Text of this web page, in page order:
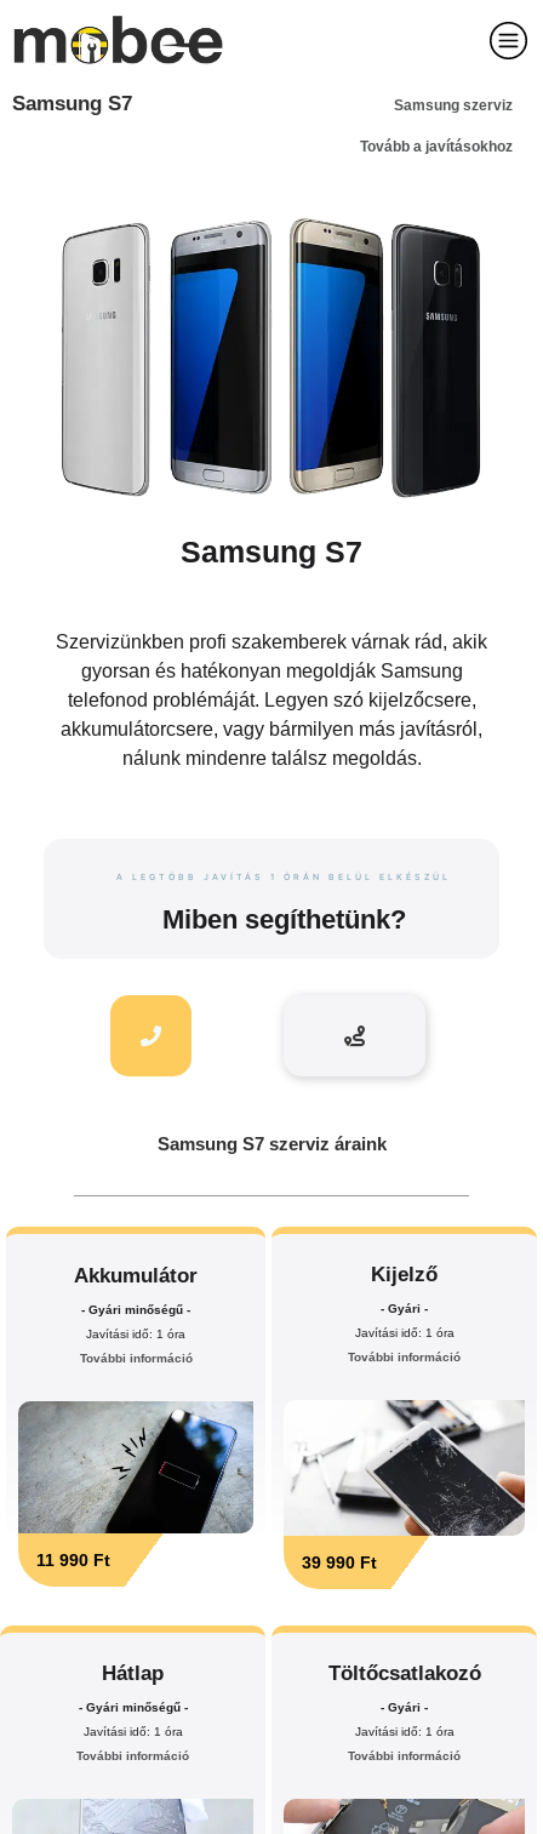
Samsung S7 Samsung szerviz
Tovább a javításokhoz
Samsung S7
Szervizünkben profi szakemberek várnak rád, akik
gyorsan és hatékonyan megoldják Samsung
telefonod problémáját. Legyen szó kijelzőcsere,
akkumulátorcsere, vagy bármilyen más javításról,
nálunk mindenre találsz megoldás.
A LEGTÖBB JAVÍTÁS 1 ÓRÁN BELÜL ELKÉSZÜL
Miben segíthetünk?
Samsung S7 szerviz áraink
Akkumulátor
- Gyári minőségű -
Javítási idő: 1 óra
További információ
11 990 Ft
Kijelző
- Gyári -
Javítási idő: 1 óra
További információ
39 990 Ft
Hátlap
- Gyári minőségű -
Javítási idő: 1 óra
További információ
Töltőcsatlakozó
- Gyári -
Javítási idő: 1 óra
További információ